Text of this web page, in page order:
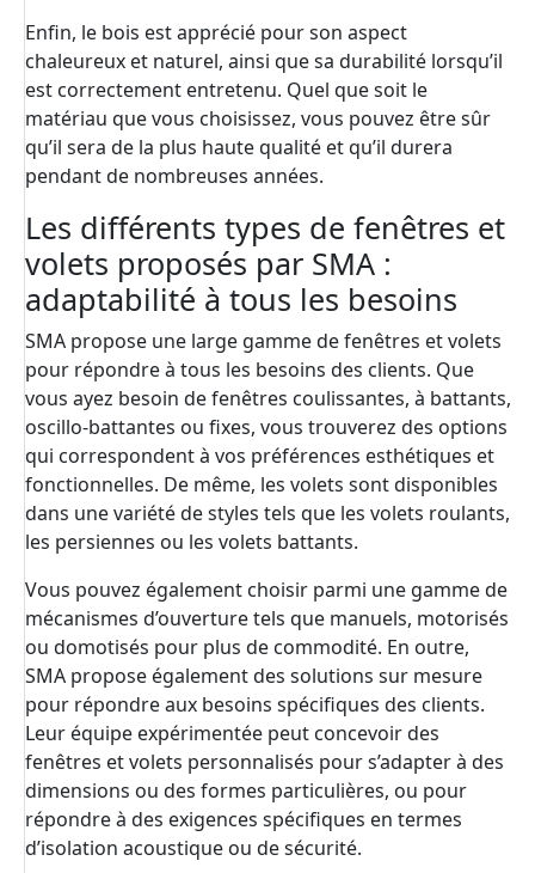
Enfin, le bois est apprécié pour son aspect
chaleureux et naturel, ainsi que sa durabilité lorsqu’il
est correctement entretenu. Quel que soit le
matériau que vous choisissez, vous pouvez être sûr
qu’il sera de la plus haute qualité et qu’il durera
pendant de nombreuses années.
Les différents types de fenêtres et
volets proposés par SMA :
adaptabilité à tous les besoins
SMA propose une large gamme de fenêtres et volets
pour répondre à tous les besoins des clients. Que
vous ayez besoin de fenêtres coulissantes, à battants,
oscillo-battantes ou fixes, vous trouverez des options
qui correspondent à vos préférences esthétiques et
fonctionnelles. De même, les volets sont disponibles
dans une variété de styles tels que les volets roulants,
les persiennes ou les volets battants.
Vous pouvez également choisir parmi une gamme de
mécanismes d’ouverture tels que manuels, motorisés
ou domotisés pour plus de commodité. En outre,
SMA propose également des solutions sur mesure
pour répondre aux besoins spécifiques des clients.
Leur équipe expérimentée peut concevoir des
fenêtres et volets personnalisés pour s’adapter à des
dimensions ou des formes particulières, ou pour
répondre à des exigences spécifiques en termes
d’isolation acoustique ou de sécurité.